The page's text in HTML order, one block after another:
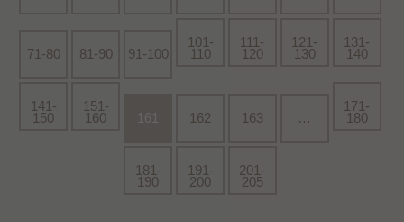
71-80 81-90 91-100
101-
110
111-
120
121-
130
131-
140
141-
150
151-
160 161 162 163 …
171-
180
181-
190
191-
200
201-
205